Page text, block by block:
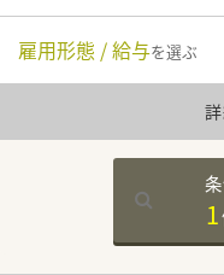
雇用形態 / 給与を選ぶ
1